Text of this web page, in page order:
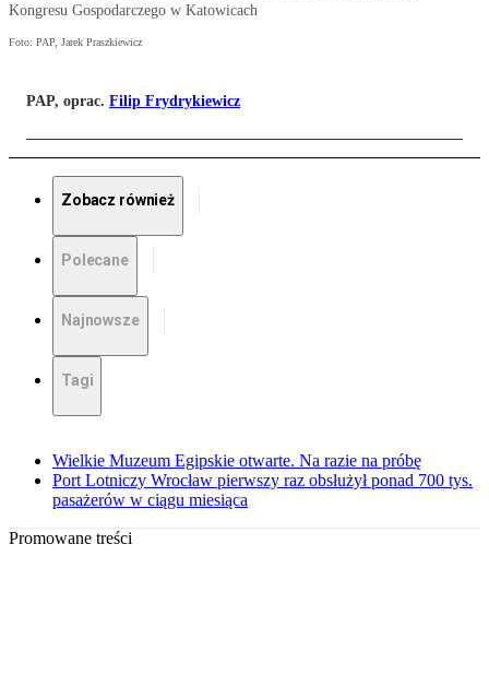
Kongresu Gospodarczego w Katowicach
Foto: PAP, Jarek Praszkiewicz
PAP, oprac. Filip Frydrykiewicz
Zobacz również
Polecane
Najnowsze
Tagi
Wielkie Muzeum Egipskie otwarte. Na razie na próbę
Port Lotniczy Wrocław pierwszy raz obsłużył ponad 700 tys.
pasażerów w ciągu miesiąca
Promowane treści